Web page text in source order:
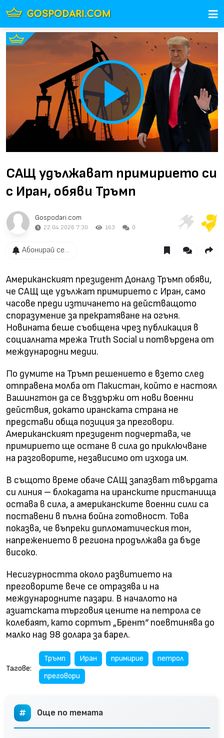
Play
Video
САЩ удължават примирието си
с Иран, обяви Тръмп
Gospodari.com
22.04.2026 7:30 163 0
Абонирай се...
Американският президент Доналд Тръмп обяви,
че САЩ ще удължат примирието с Иран, само
часове преди изтичането на действащото
споразумение за прекратяване на огъня.
Новината беше съобщена чрез публикация в
социалната мрежа Truth Social и потвърдена от
международни медии.
По думите на Тръмп решението е взето след
отправена молба от Пакистан, който е настоял
Вашингтон да се въздържи от нови военни
действия, докато иранската страна не
представи обща позиция за преговори.
Американският президент подчертава, че
примирието ще остане в сила до приключване
на разговорите, независимо от изхода им.
В същото време обаче САЩ запазват твърдата
си линия – блокадата на иранските пристанища
остава в сила, а американските военни сили са
поставени в пълна бойна готовност. Това
показва, че въпреки дипломатическия тон,
напрежението в региона продължава да бъде
високо.
Несигурността около развитието на
преговорите вече се отразява и на
международните пазари. В началото на
азиатската търговия цените на петрола се
колебаят, като сортът „Брент“ поевтинява до
малко над 98 долара за барел.
Тагове:
Тръмп Иран примирие
петрол
преговори
Още по темата